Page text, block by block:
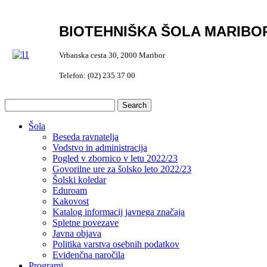
BIOTEHNIŠKA ŠOLA
Vrbanska cesta 30, 2000 Maribor
Telefon: (02) 235 37 00
Šola
Beseda ravnatelja
Vodstvo in administracija
Pogled v zbornico v letu 2022/23
Govorilne ure za šolsko leto 2022/23
Šolski koledar
Eduroam
Kakovost
Katalog informacij javnega značaja
Spletne povezave
Javna objava
Politika varstva osebnih podatkov
Evidenčna naročila